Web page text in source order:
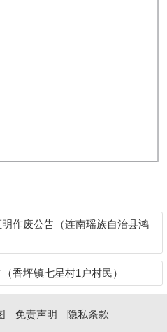
明作废公告（连南瑶族自治县鸿
香坪镇七星村1户村民）
免责声明 隐私条款